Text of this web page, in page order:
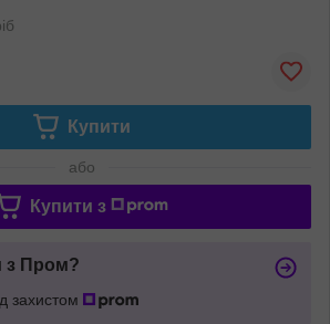
Купити
або
Купити з
з Пром?
захистом